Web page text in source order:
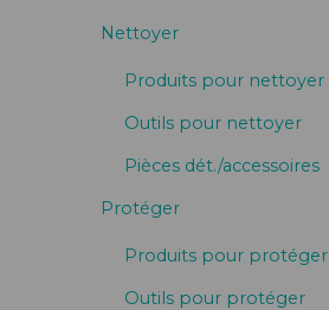
Nettoyer
Produits pour nettoyer
Outils pour nettoyer
Pièces dét./accessoires
Protéger
Produits pour protéger
Outils pour protéger